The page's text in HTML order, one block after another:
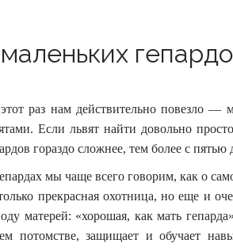
раз нам действительно повезло —
Если львят найти довольно
гораздо сложнее, тем более с
мы чаще всего говорим, как о
прекрасная охотница, но еще и
матерей: «хорошая, как мать
потомстве, защищает и обучает